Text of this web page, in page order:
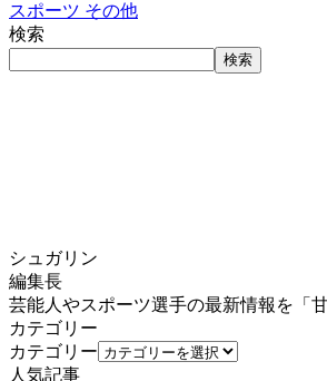
スポーツ その他
検索
検索
シュガリン
編集長
芸能人やスポーツ選手の最新情報を「
カテゴリー
カテゴリー
人気記事